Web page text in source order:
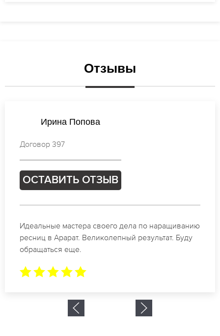
Отзывы
Наталья Иванова
Договор 537
ОСТАВИТЬ ОТЗЫВ
Спасибо огромное. Заказывала наращивание
ресниц в Арарат для мероприятия. За 2 часа все
было готово.